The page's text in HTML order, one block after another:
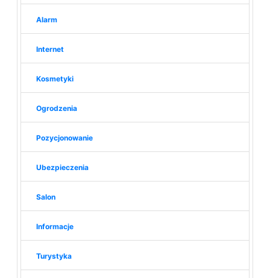
Alarm
Internet
Kosmetyki
Ogrodzenia
Pozycjonowanie
Ubezpieczenia
Salon
Informacje
Turystyka